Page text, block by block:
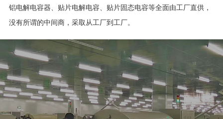
铝电解电容器、贴片电解电容、贴片固态电容等全面由工厂直供，
没有所谓的中间商，采取从工厂到工厂。